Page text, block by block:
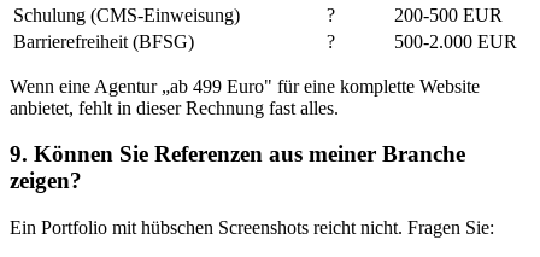
Schulung (CMS-Einweisung)
?
200-500 EUR
Barrierefreiheit (BFSG)
? 500-2.000 EUR
Wenn eine Agentur „ab 499 Euro" für eine komplette Website
anbietet, fehlt in dieser Rechnung fast alles.
9. Können Sie Referenzen aus meiner Branche
zeigen?
Ein Portfolio mit hübschen Screenshots reicht nicht. Fragen Sie: